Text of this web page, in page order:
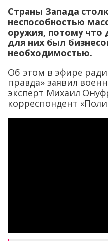
Страны Запада
неспособностью
оружия, потому что
для них был
необходимостью.
Об этом в эфире
правда» заявил
эксперт Михаил
корреспондент